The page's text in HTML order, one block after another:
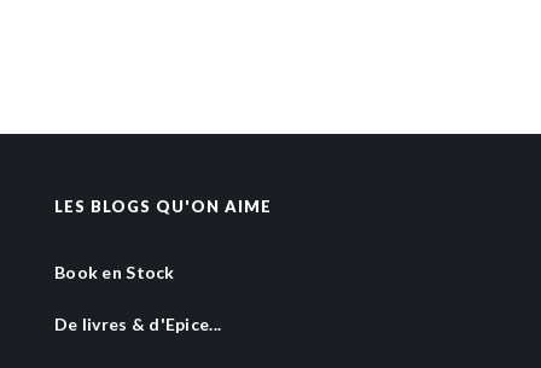
LES BLOGS QU'ON AIME
Book en Stock
De livres & d'Epice...